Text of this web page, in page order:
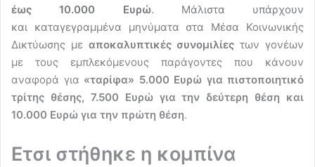
έως 10.000 Ευρώ. Μάλιστα υπάρχουν
και καταγεγραμμένα μηνύματα στα Μέσα Κοινωνικής
Δικτύωσης με αποκαλυπτικές συνομιλίες των γονέων
με τους εμπλεκόμενους παράγοντες που κάνουν
αναφορά για «ταρίφα» 5.000 Ευρώ για πιστοποιητικό
τρίτης θέσης, 7.500 Ευρώ για την δεύτερη θέση και
10.000 Ευρώ για την πρώτη θέση.
Ετσι στήθηκε η κομπίνα